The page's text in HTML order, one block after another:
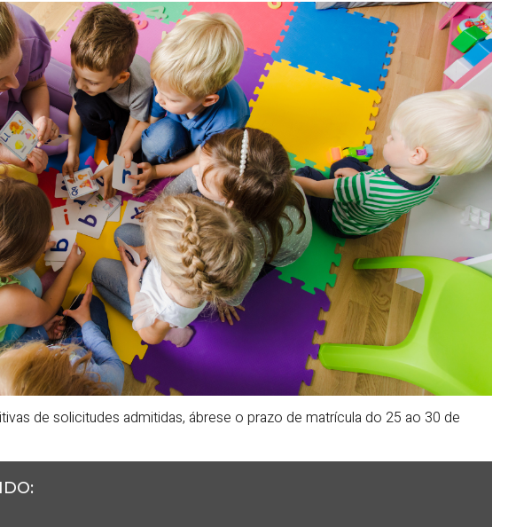
de solicitudes admitidas, ábrese o prazo de matrícula do 25 ao 30 de
: